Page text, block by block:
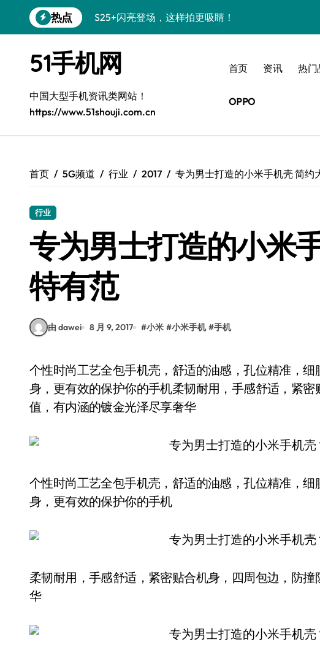
到
热点
S24+震撼登场，美出新高度！
A56 5G新机登场，三星风尚自此开启！
三星S26上手秒变个性神器！
S25美化秘籍：个性定制，炫酷随心！
Galaxy C55 5G登场，美学新纪元！
51手机网
中国大型手机资讯类网站！
https://www.51shouji.com.cn
首页 资讯 热门
OPPO
首页 5G频道 行业 2017 专为男士打造的小米手机壳 简约
行业
专为男士打造的小米
特有范
由 dawei 8 月 9, 2017 #小米 #小米手机 #手机
个性时尚工艺全包手机壳，舒适的油感，孔位精准，细腻光滑彰显出华贵的气质，全方位包裹机
身，更有效的保护你的手机柔韧耐用，手感舒适，紧
值，有内涵的镀金光泽尽享奢华
个性时尚工艺全包手机壳，舒适的油感，孔位精准，
身，更有效的保护你的手机
柔韧耐用，手感舒适，紧密贴合机身，四周包边，防
华